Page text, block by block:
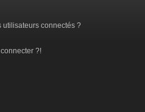
utilisateurs connectés ?
?!